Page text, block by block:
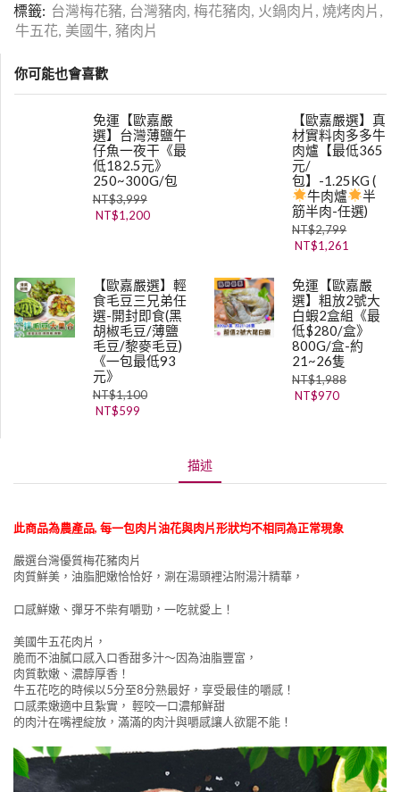
標籤: 台灣梅花豬 台灣豬肉 梅花豬肉 火鍋肉片 燒烤肉片
牛五花 美國牛 豬肉片
你可能也會喜歡
免運【歐嘉嚴
選】台灣薄鹽午
仔魚一夜干《最
低182.5元》
250~300G/包
NT$3,999
NT$1,200
【歐嘉嚴選】真
材實料肉多多牛
肉爐【最低365
元/
包】-1.25KG (
牛肉爐
半
筋半肉-任選)
NT$2,799
NT$1,261
【歐嘉嚴選】輕
食毛豆三兄弟任
選-開封即食(黑
胡椒毛豆/薄鹽
毛豆/黎麥毛豆)
《一包最低93
元》
NT$1,100
NT$599
免運【歐嘉嚴
選】粗放2號大
白蝦2盒組《最
低$280/盒》
800G/盒-約
21~26隻
NT$1,988
NT$970
描述
此商品為農產品, 每一包肉片油花與肉片形狀均不相同為正常現象
嚴選台灣優質梅花豬肉片
肉質鮮美，油脂肥嫩恰恰好，涮在湯頭裡沾附湯汁精華，
口感鮮嫩、彈牙不柴有嚼勁，一吃就愛上！
美國牛五花肉片，
脆而不油膩口感入口香甜多汁～因為油脂豐富，
肉質軟嫩、濃醇厚香！
牛五花吃的時候以5分至8分熟最好，享受最佳的嚼感！
口感柔嫩適中且紮實， 輕咬一口濃郁鮮甜
的肉汁在嘴裡綻放，滿滿的肉汁與嚼感讓人欲罷不能！